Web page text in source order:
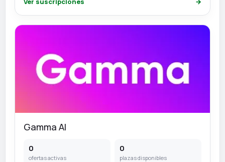
Gamma AI
0
ofertas activas
0
plazas disponibles